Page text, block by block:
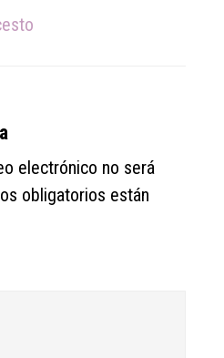
electrónico no será
obligatorios están